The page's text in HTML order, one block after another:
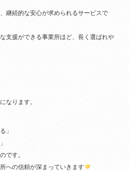
継続的な安心が求められるサービスで
支援ができる事業所ほど、長く選ばれや
なります。
」
です。
への信頼が深まっていきます